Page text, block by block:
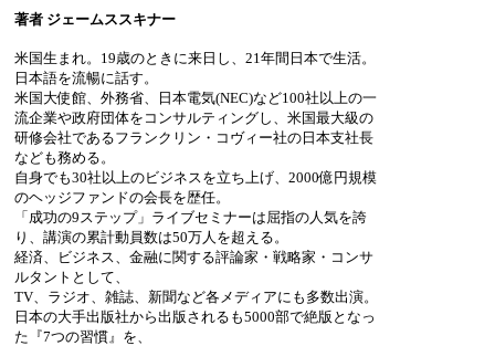
著者 ジェームススキナー
米国生まれ。19歳のときに来日し、21年間日本で生活。
日本語を流暢に話す。
米国大使館、外務省、日本電気(NEC)など100社以上の一
流企業や政府団体をコンサルティングし、米国最大級の
研修会社であるフランクリン・コヴィー社の日本支社長
なども務める。
自身でも30社以上のビジネスを立ち上げ、2000億円規模
のヘッジファンドの会長を歴任。
「成功の9ステップ」ライブセミナーは屈指の人気を誇
り、講演の累計動員数は50万人を超える。
経済、ビジネス、金融に関する評論家・戦略家・コンサ
ルタントとして、
TV、ラジオ、雑誌、新聞など各メディアにも多数出演。
日本の大手出版社から出版されるも5000部で絶版となっ
た『7つの習慣』を、